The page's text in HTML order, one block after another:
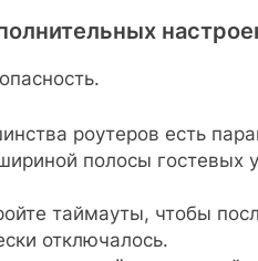
роутеров есть
полосы гостевых
таймауты, чтобы
отключалось.